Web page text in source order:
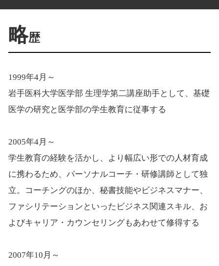
略歴
1999年4月～
岩手医科大学医学部 生理学第二講座助手として、基礎
医学の研究と医学部の学生教育に従事する
2005年4月～
学生教育の経験を活かし、より幅広い形での人材育成
に携わるため、パーソナルコーチ・研修講師として独
立。コーチングのほか、秘書技能やビジネスマナー、
ファシリテーションといったビジネス関連スキル、お
よびキャリア・カウンセリングもあわせて修得する
2007年10月～